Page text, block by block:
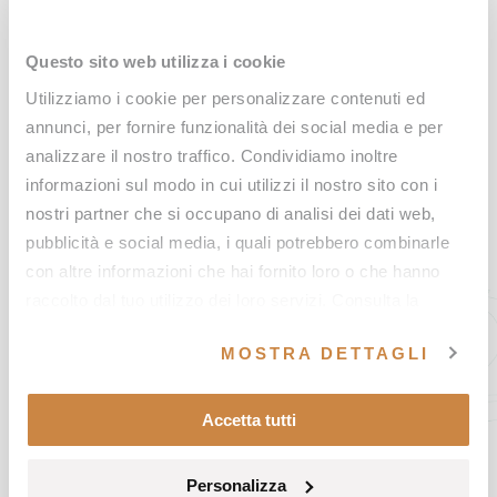
Questo sito web utilizza i cookie
Utilizziamo i cookie per personalizzare contenuti ed
annunci, per fornire funzionalità dei social media e per
analizzare il nostro traffico. Condividiamo inoltre
informazioni sul modo in cui utilizzi il nostro sito con i
nostri partner che si occupano di analisi dei dati web,
pubblicità e social media, i quali potrebbero combinarle
con altre informazioni che hai fornito loro o che hanno
MOSTRA DETTAGLI
Accetta tutti
Personalizza
bagni termali, massaggi e trattamenti benessere.
Se desideri assistenza per organizzare il tuo soggiorno,
i nostri Personal Travel Advisor sono disponibili al
numero +39 0578 572333
ACQUISTA UN VOUCHER